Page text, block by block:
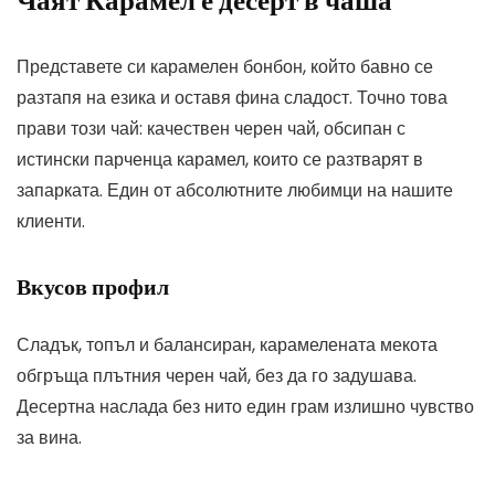
Представете си карамелен бонбон, който бавно се
разтапя на езика и оставя фина сладост. Точно това
прави този чай: качествен черен чай, обсипан с
истински парченца карамел, които се разтварят в
запарката. Един от абсолютните любимци на нашите
клиенти.
Вкусов профил
Сладък, топъл и балансиран, карамелената мекота
обгръща плътния черен чай, без да го задушава.
Десертна наслада без нито един грам излишно чувство
за вина.